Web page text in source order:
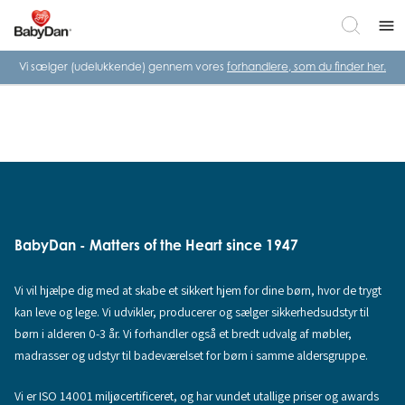
menu
Vi sælger (udelukkende) gennem vores forhandlere, som du finder her.
BabyDan - Matters of the Heart since 1947
Vi vil hjælpe dig med at skabe et sikkert hjem for dine børn, hvor de trygt
kan leve og lege. Vi udvikler, producerer og sælger sikkerhedsudstyr til
børn i alderen 0-3 år. Vi forhandler også et bredt udvalg af møbler,
madrasser og udstyr til badeværelset for børn i samme aldersgruppe.
Vi er ISO 14001 miljøcertificeret, og har vundet utallige priser og awards